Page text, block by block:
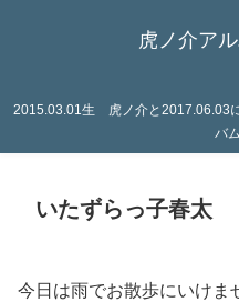
虎ノ介ア
2015.03.01生 虎ノ介と2017.06.03
バ
いたずらっ子春太
今日は雨でお散歩にいけ